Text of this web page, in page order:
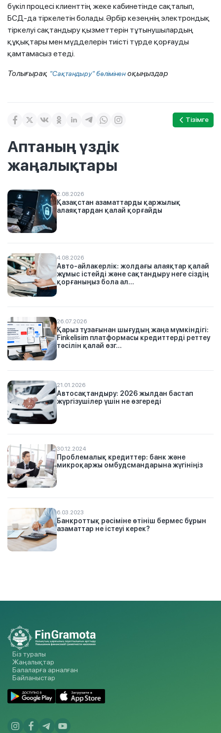
бүкіл процесі клиенттің жеке кабинетінде сақталып,
БСД-да тіркелетін болады. Әрбір кезеңнің электрондық
тіркелуі сақтандыру қызметтерін тұтынушылардың
құқықтары мен мүдделерін тиісті түрде қорғауды
қамтамасыз етеді.
Толығырақ "Сақтандыру" бөліміненоқыңыздар
Тізімге
Аптаның үздік
жаңалықтары
2.08.2026
Қазақстан азаматтарды қаржылық
алаяқтардан қалай қорғайды
4.08.2026
Авто-айлакерлік: жолдағы алаяқтар қалай
жұмыс істейді және сақтандыру неге сіздің
қорғаныңыз бола ал...
26.07.2026
Қарыз тұзағынан шығудың жаңа мүмкіндігі:
Finkelisim платформасы кредиттерді реттеу
тәсілін қалай өзг...
21.01.2026
Автосақтандыру: 2026 жылдан бастап
жүргізушілер үшін не өзгереді
30.12.2024
Проблемалық кредиттер: банк және
микроқаржы омбудсмандарына жүгініңіз
6.03.2023
Банкроттық рәсіміне өтініш бермес бұрын
азаматтар не істеуі керек?
Біз туралы
Жаңалықтар
Балаларға арналған
Байланыстар